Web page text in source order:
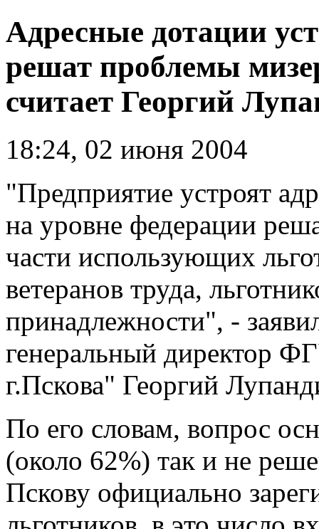
Адресные дотации
решат проблемы
считает Георгий
18:24, 02 июня 2004
"Предприятие устроят
на уровне федерации
части использующих
ветеранов труда,
принадлежности", -
генеральный директор
г.Пскова" Георгий
По его словам, вопрос
(около 62%) так и не
Пскову официально